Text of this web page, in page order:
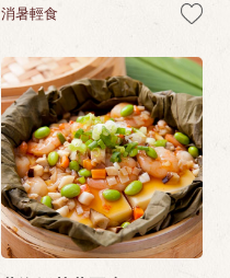
消暑輕食